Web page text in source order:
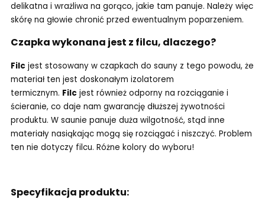
delikatna i wrażliwa na gorąco, jakie tam panuje. Należy więc
skórę na głowie chronić przed ewentualnym poparzeniem.
Czapka wykonana jest z filcu, dlaczego?
Filc jest stosowany w czapkach do sauny z tego powodu, że
materiał ten jest doskonałym izolatorem
termicznym. Filc jest również odporny na rozciąganie i
ścieranie, co daje nam gwarancję dłuższej żywotności
produktu. W saunie panuje duża wilgotność, stąd inne
materiały nasiąkając mogą się rozciągać i niszczyć. Problem
ten nie dotyczy filcu. Różne kolory do wyboru!
Specyfikacja produktu: